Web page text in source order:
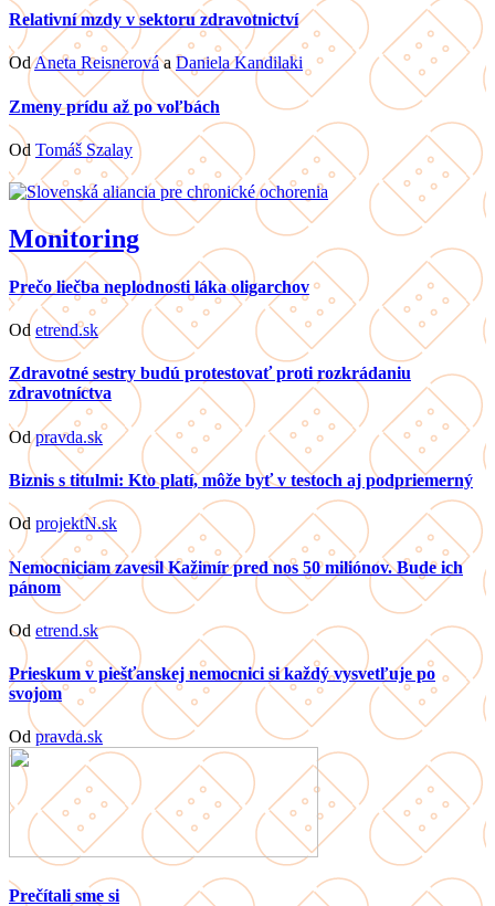
Relativní mzdy v sektoru zdravotnictví
OdAneta Reisnerováa Daniela Kandilaki
Zmeny prídu až po voľbách
Od Tomáš Szalay
Monitoring
Prečo liečba neplodnosti láka oligarchov
Od etrend.sk
Zdravotné sestry budú protestovať proti rozkrádaniu
zdravotníctva
Odpravda.sk
Biznis s titulmi: Kto platí, môže byť v testoch aj podpriemerný
Od projektN.sk
Nemocniciam zavesil Kažimír pred nos 50 miliónov. Bude ich
pánom
Od etrend.sk
Prieskum v piešťanskej nemocnici si každý vysvetľuje po
svojom
Od pravda.sk
Prečítali sme si